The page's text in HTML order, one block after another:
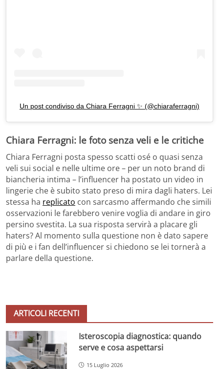
Un post condiviso da Chiara Ferragni ✨ (@chiaraferragni)
Chiara Ferragni: le foto senza veli e le critiche
Chiara Ferragni posta spesso scatti osé o quasi senza
veli sui social e nelle ultime ore – per un noto brand di
biancheria intima – l’influencer ha postato un video in
lingerie che è subito stato preso di mira dagli haters. Lei
stessa ha replicato con sarcasmo affermando che simili
osservazioni le farebbero venire voglia di andare in giro
persino svestita. La sua risposta servirà a placare gli
haters? Al momento sulla questione non è dato sapere
di più e i fan dell’influencer si chiedono se lei tornerà a
parlare della questione.
ARTICOLI RECENTI
Isteroscopia diagnostica: quando
serve e cosa aspettarsi
15 Luglio 2026